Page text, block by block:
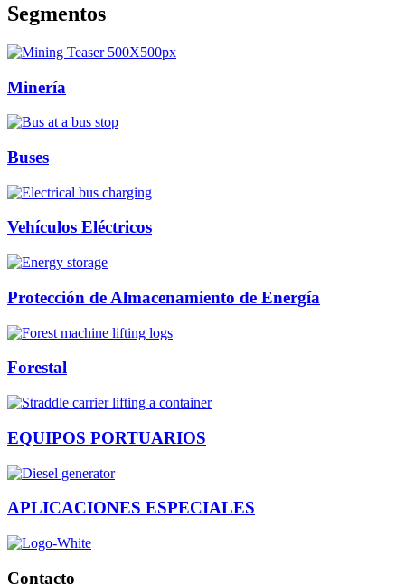
Segmentos
Minería
Buses
Vehículos Eléctricos
Protección de Almacenamiento de Energía
Forestal
EQUIPOS PORTUARIOS
APLICACIONES ESPECIALES
Contacto